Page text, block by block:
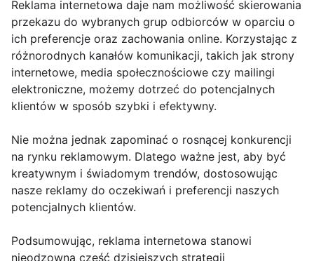
Reklama internetowa daje nam możliwość skierowania
przekazu do wybranych grup odbiorców w oparciu o
ich preferencje oraz zachowania online. Korzystając z
różnorodnych kanałów komunikacji, takich jak strony
internetowe, media społecznościowe czy mailingi
elektroniczne, możemy dotrzeć do potencjalnych
klientów w sposób szybki i efektywny.
Nie można jednak zapominać o rosnącej konkurencji
na rynku reklamowym. Dlatego ważne jest, aby być
kreatywnym i świadomym trendów, dostosowując
nasze reklamy do oczekiwań i preferencji naszych
potencjalnych klientów.
Podsumowując, reklama internetowa stanowi
nieodzowną część dzisiejszych strategii